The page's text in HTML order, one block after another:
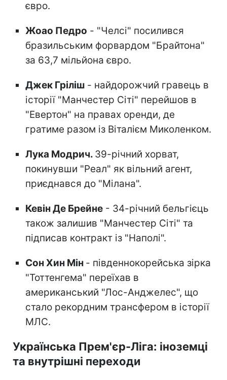
євро.
Жоао Педро - "Челсі" посилився
бразильським форвардом "Брайтона"
за 63,7 мільйона євро.
Джек Гріліш - найдорожчий гравець в
історії "Манчестер Сіті" перейшов в
"Евертон" на правах оренди, де
гратиме разом із Віталієм Миколенком.
Лука Модрич. 39-річний хорват,
покинувши "Реал" як вільний агент,
приєднався до "Мілана".
Кевін Де Брейне - 34-річний бельгієць
також залишив "Манчестер Сіті" та
підписав контракт із "Наполі".
Сон Хин Мін - південнокорейська зірка
"Тоттенгема" переїхав в
американський "Лос-Анджелес", що
стало рекордним трансфером в історії
МЛС.
Українська Прем'єр-Ліга: іноземці
та внутрішні переходи